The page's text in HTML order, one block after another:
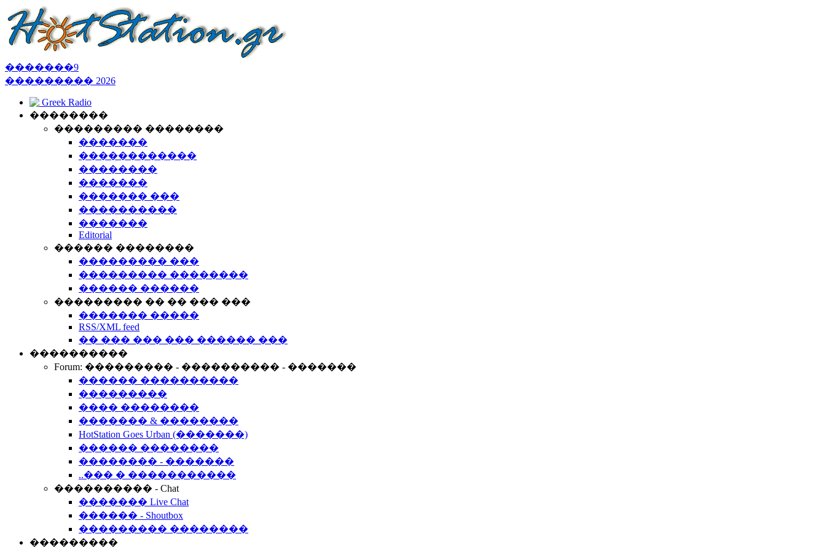
�������9
��������� 2026
Greek Radio
��������
��������� ��������
�������
������������
��������
�������
������� ���
����������
�������
Editorial
������ ��������
��������� ���
��������� ��������
������ ������
��������� �� �� ��� ���
������� �����
RSS/XML feed
�� ��� ��� ��� ������ ���
����������
Forum: ��������� - ���������� - �������
������ ����������
���������
���� ��������
������� & ��������
HotStation Goes Urban (�������)
������ ��������
�������� - �������
..��� � �����������
���������� - Chat
������� Live Chat
������ - Shoutbox
��������� ��������
���������